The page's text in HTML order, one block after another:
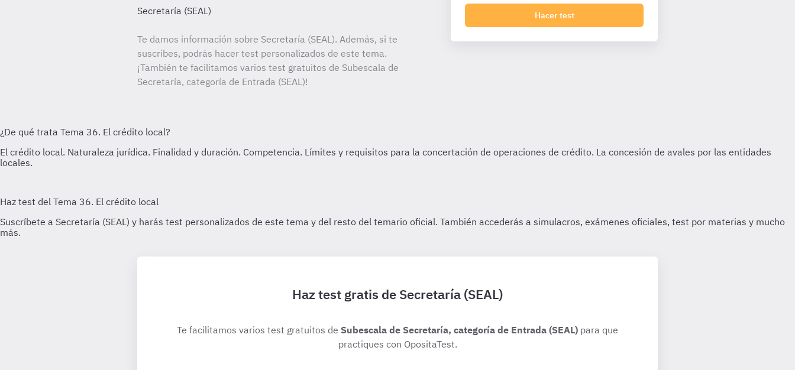
Secretaría (SEAL)
Te damos información sobre Secretaría (SEAL). Además, si te
suscribes, podrás hacer test personalizados de este tema.
¡También te facilitamos varios test gratuitos de Subescala de
Secretaría, categoría de Entrada (SEAL)!
Hacer test
Haz test gratis de Secretaría (SEAL)
Te facilitamos varios test gratuitos de Subescala de Secretaría, categoría de Entrada (SEAL) para que
practiques con OpositaTest.